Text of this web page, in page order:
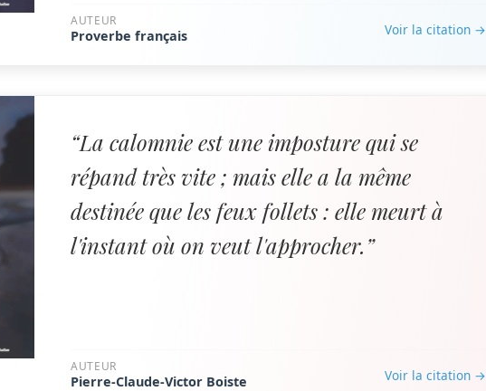
AUTEUR
Proverbe français Voir la citation →
“La calomnie est une imposture qui se
répand très vite ; mais elle a la même
destinée que les feux follets : elle meurt à
l'instant où on veut l'approcher.”
AUTEUR
Pierre-Claude-Victor Boiste Voir la citation →